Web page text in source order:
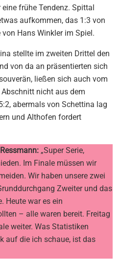
frühe Tendenz. Spittal
aufkommen, das 1:3 von
Hans Winkler im Spiel.
stellte im zweiten Drittel den
von da an präsentierten sich
ließen sich auch vom
nicht aus dem
abermals von Schettina lag
und Althofen fordert
„Super Serie,
Im Finale müssen wir
Wir haben unsere zwei
Zweiter und das
Heute war es ein
– alle waren bereit. Freitag
weiter. Was Statistiken
auf die ich schaue, ist das